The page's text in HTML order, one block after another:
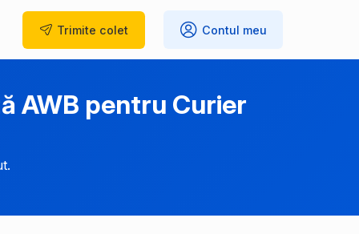
Trimite colet Contul meu
AWB pentru Curier